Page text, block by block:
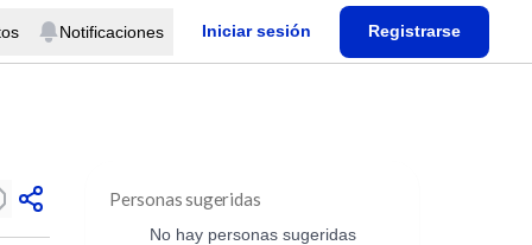
Notificaciones Iniciar sesión Registrarse
Personas sugeridas
No hay personas sugeridas